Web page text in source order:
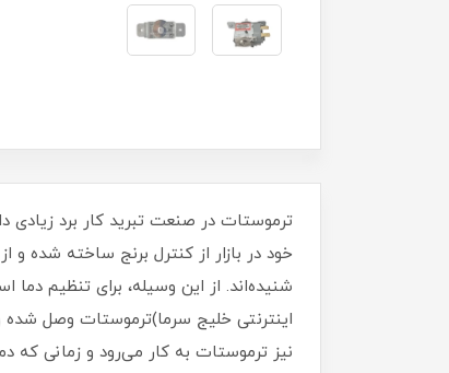
ترموستات در صنعت تبرید کار برد زیادی
خود در بازار از کنترل برنج ساخته شده و
شنیده‌اند. از این وسیله، برای تنظیم
اینترنتی خلیج سرما)ترموستات وصل
نیز ترموستات به کار می‌رود و زمانی که